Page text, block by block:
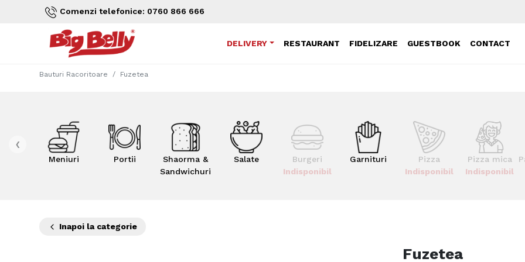
Comenzi telefonice: 0760 866 666
DELIVERY RESTAURANT FIDELIZARE GUESTBOOK CONTACT
Bauturi Racoritoare Fuzetea
Meniuri Portii
Shaorma &
Sandwichuri
Salate
Burgeri
Indisponibil
Garnituri
Pizza
Indisponibil
Pizza mica
Indisponibil
‹
Inapoi la categorie
Fuzetea